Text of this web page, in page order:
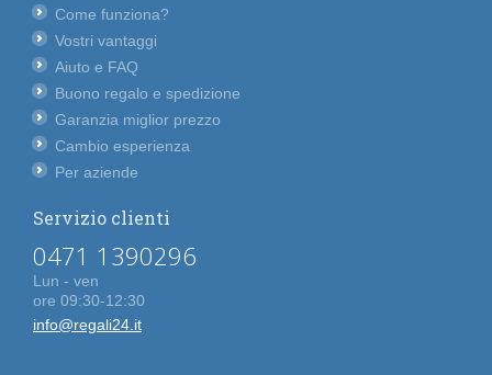
Come funziona?
Vostri vantaggi
Aiuto e FAQ
Buono regalo e spedizione
Garanzia miglior prezzo
Cambio esperienza
Per aziende
Servizio clienti
0471 1390296
Lun - ven
ore 09:30-12:30
info@regali24.it